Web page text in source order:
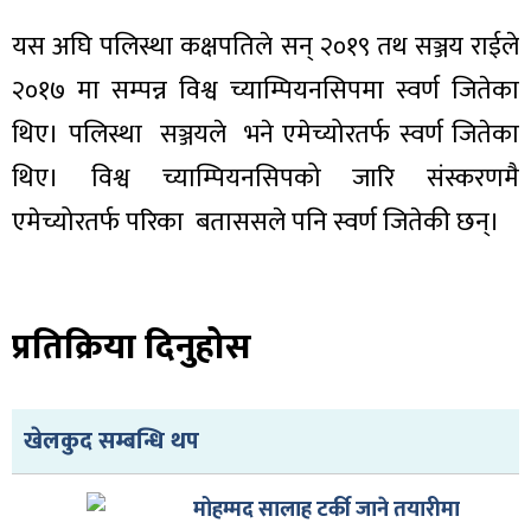
यस अघि पलिस्था कक्षपतिले सन् २०१९ तथ सञ्जय राईले
२०१७ मा सम्पन्न विश्व च्याम्पियनसिपमा स्वर्ण जितेका
थिए। पलिस्था सञ्जयले भने एमेच्योरतर्फ स्वर्ण जितेका
थिए। विश्व च्याम्पियनसिपको जारि संस्करणमै
एमेच्योरतर्फ परिका बताससले पनि स्वर्ण जितेकी छन्।
प्रतिक्रिया दिनुहोस
खेलकुद सम्बन्धि थप
मोहम्मद सालाह टर्की जाने तयारीमा